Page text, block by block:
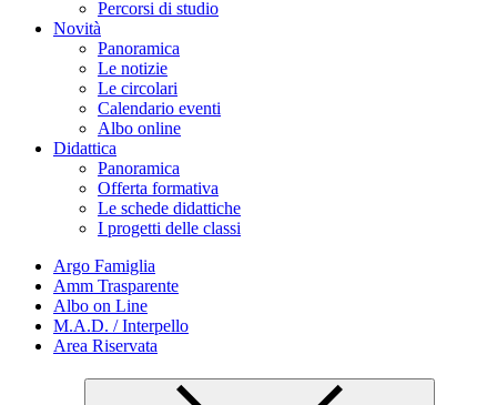
Percorsi di studio
Novità
Panoramica
Le notizie
Le circolari
Calendario eventi
Albo online
Didattica
Panoramica
Offerta formativa
Le schede didattiche
I progetti delle classi
Argo Famiglia
Amm Trasparente
Albo on Line
M.A.D. / Interpello
Area Riservata